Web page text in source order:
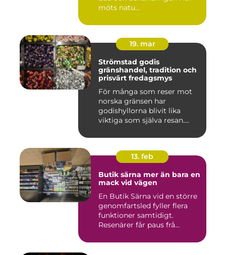
möts natu...
19. mar
Strömstad godis
gränshandel, tradition och
prisvärt fredagsmys
För många som reser mot
norska gränsen har
godishyllorna blivit lika
viktiga som själva resan.
13. feb
Butik särna mer än bara en
mack vid vägen
En Butik Särna vid en större
genomfartsled fyller flera
funktioner samtidigt.
Resenärer får paus frå...